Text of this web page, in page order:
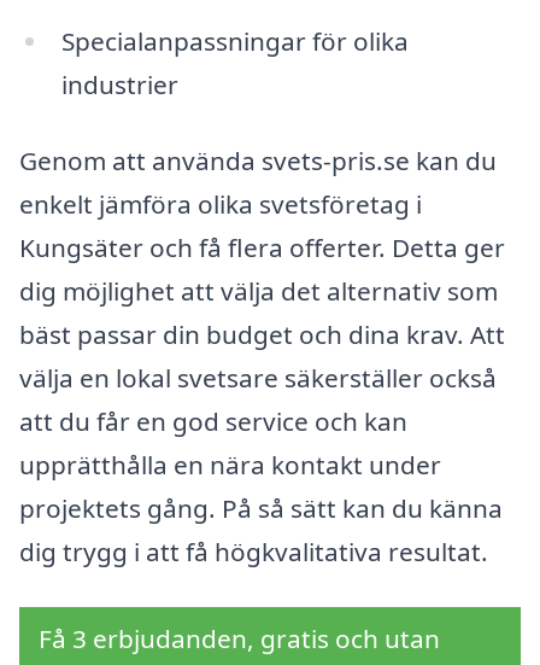
Specialanpassningar för olika
industrier
Genom att använda svets-pris.se kan du
enkelt jämföra olika svetsföretag i
Kungsäter och få flera offerter. Detta ger
dig möjlighet att välja det alternativ som
bäst passar din budget och dina krav. Att
välja en lokal svetsare säkerställer också
att du får en god service och kan
upprätthålla en nära kontakt under
projektets gång. På så sätt kan du känna
dig trygg i att få högkvalitativa resultat.
Få 3 erbjudanden, gratis och utan